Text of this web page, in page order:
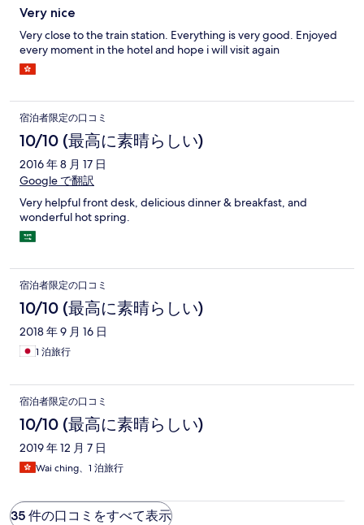
Very nice
Very close to the train station. Everything is very good. Enjoyed
every moment in the hotel and hope i will visit again
宿泊者限定の口コミ
10/10 (最高に素晴らしい)
2016 年 8 月 17 日
Google で翻訳
Very helpful front desk, delicious dinner & breakfast, and
wonderful hot spring.
宿泊者限定の口コミ
10/10 (最高に素晴らしい)
2018 年 9 月 16 日
1 泊旅行
宿泊者限定の口コミ
10/10 (最高に素晴らしい)
2019 年 12 月 7 日
Wai ching、1 泊旅行
35 件の口コミをすべて表示